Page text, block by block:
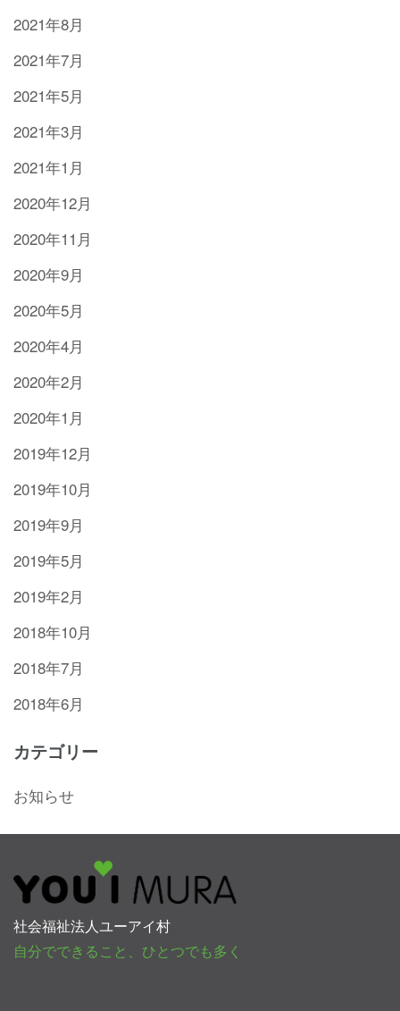
2021年8月
2021年7月
2021年5月
2021年3月
2021年1月
2020年12月
2020年11月
2020年9月
2020年5月
2020年4月
2020年2月
2020年1月
2019年12月
2019年10月
2019年9月
2019年5月
2019年2月
2018年10月
2018年7月
2018年6月
カテゴリー
お知らせ
社会福祉法人ユーアイ村
自分でできること、ひとつでも多く